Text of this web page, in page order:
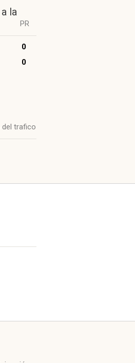
la
PR
0
0
del trafico